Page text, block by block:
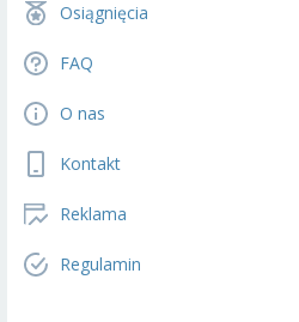
Osiągnięcia
FAQ
O nas
Kontakt
Reklama
Regulamin